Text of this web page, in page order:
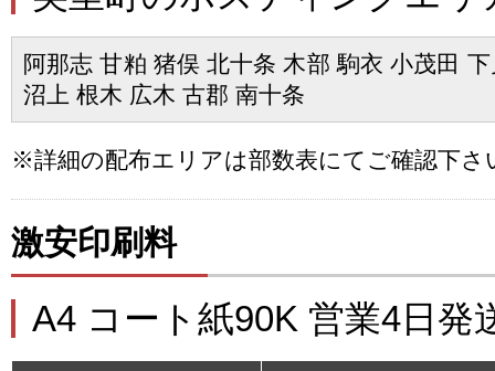
阿那志 甘粕 猪俣 北十条 木部 駒衣 小茂田
沼上 根木 広木 古郡 南十条
※詳細の配布エリアは部数表にてご確認下さ
激安印刷料
A4 コート紙90K 営業4日発